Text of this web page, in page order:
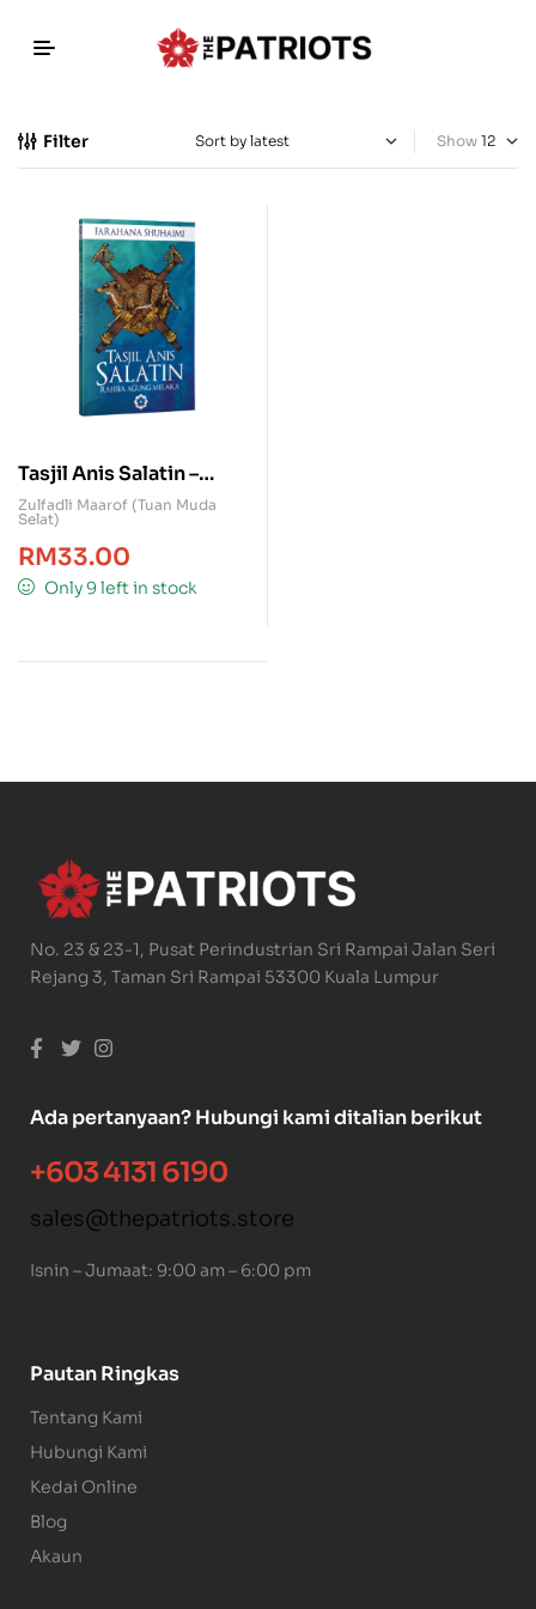
Filter Show
Tasjil Anis Salatin –
Rahsia Agung Melaka
Zulfadli Maarof (Tuan Muda
Selat)
RM33.00
Only 9 left in stock
No. 23 & 23-1, Pusat Perindustrian Sri Rampai Jalan Seri
Rejang 3, Taman Sri Rampai 53300 Kuala Lumpur
Ada pertanyaan? Hubungi kami ditalian berikut
+603 4131 6190
sales@thepatriots.store
Isnin – Jumaat: 9:00 am – 6:00 pm
Pautan Ringkas
Tentang Kami
Hubungi Kami
Kedai Online
Blog
Akaun